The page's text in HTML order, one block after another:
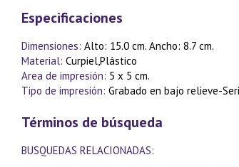
Especificaciones
Dimensiones: Alto: 15.0 cm. Ancho: 8.7 cm.
Material: Curpiel,Plástico
Area de impresión: 5 x 5 cm.
Tipo de impresión: Grabado en bajo relieve-
Términos de búsqueda
BUSQUEDAS RELACIONADAS: